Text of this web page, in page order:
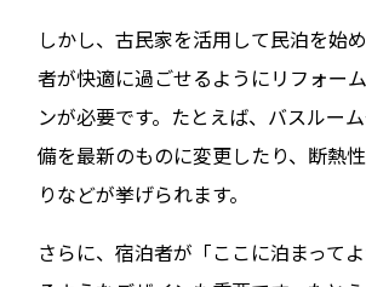
しかし、古民家を活用して民泊を始
者が快適に過ごせるようにリフォー
ンが必要です。たとえば、バスルー
備を最新のものに変更したり、断熱
りなどが挙げられます。
さらに、宿泊者が「ここに泊まって